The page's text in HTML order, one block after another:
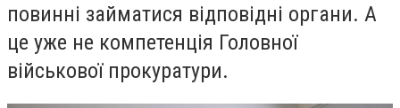
повинні займатися відповідні органи. А
це уже не компетенція Головної
військової прокуратури.